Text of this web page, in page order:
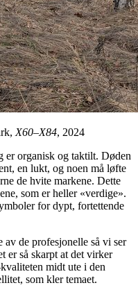
X60–X84, 2024
er organisk og taktilt. Døden
en lukt, og noen må løfte
de hvite markene. Dette
som er heller «verdige».
for dypt, fortettende
de profesjonelle så vi ser
er så skarpt at det virker
midt ute i den
som kler temaet.